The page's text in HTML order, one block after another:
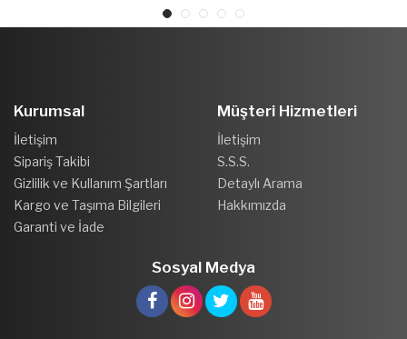
Kurumsal
İletişim
Sipariş Takibi
Gizlilik ve Kullanım Şartları
Kargo ve Taşıma Bilgileri
Garanti ve İade
Müşteri Hizmetleri
İletişim
S.S.S.
Detaylı Arama
Hakkımızda
Sosyal Medya